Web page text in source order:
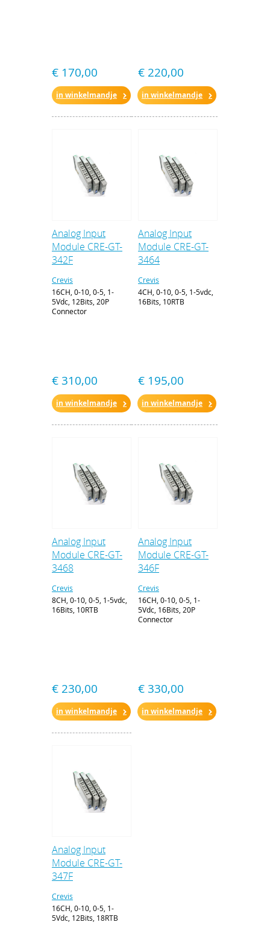
€ 170,00
in winkelmandje
€ 220,00
in winkelmandje
Analog Input
Module CRE-GT-
342F
Crevis
16CH, 0-10, 0-5, 1-
5Vdc, 12Bits, 20P
Connector
€ 310,00
in winkelmandje
Analog Input
Module CRE-GT-
3464
Crevis
4CH, 0-10, 0-5, 1-5vdc,
16Bits, 10RTB
€ 195,00
in winkelmandje
Analog Input
Module CRE-GT-
3468
Crevis
8CH, 0-10, 0-5, 1-5vdc,
16Bits, 10RTB
€ 230,00
in winkelmandje
Analog Input
Module CRE-GT-
346F
Crevis
16CH, 0-10, 0-5, 1-
5Vdc, 16Bits, 20P
Connector
€ 330,00
in winkelmandje
Analog Input
Module CRE-GT-
347F
Crevis
16CH, 0-10, 0-5, 1-
5Vdc, 12Bits, 18RTB